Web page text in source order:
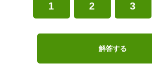
1 2 3
解答する